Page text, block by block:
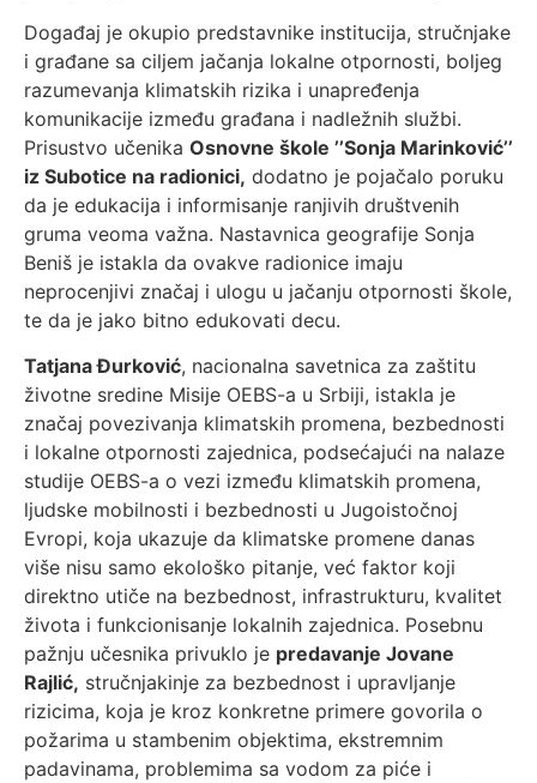
Događaj je okupio predstavnike institucija, stručnjake
i građane sa ciljem jačanja lokalne otpornosti, boljeg
razumevanja klimatskih rizika i unapređenja
komunikacije između građana i nadležnih službi.
Prisustvo učenika Osnovne škole ’’Sonja Marinković’’
iz Subotice na radionici, dodatno je pojačalo poruku
da je edukacija i informisanje ranjivih društvenih
gruma veoma važna. Nastavnica geografije Sonja
Beniš je istakla da ovakve radionice imaju
neprocenjivi značaj i ulogu u jačanju otpornosti škole,
te da je jako bitno edukovati decu.
Tatjana Đurković, nacionalna savetnica za zaštitu
životne sredine Misije OEBS-a u Srbiji, istakla je
značaj povezivanja klimatskih promena, bezbednosti
i lokalne otpornosti zajednica, podsećajući na nalaze
studije OEBS-a o vezi između klimatskih promena,
ljudske mobilnosti i bezbednosti u Jugoistočnoj
Evropi, koja ukazuje da klimatske promene danas
više nisu samo ekološko pitanje, već faktor koji
direktno utiče na bezbednost, infrastrukturu, kvalitet
života i funkcionisanje lokalnih zajednica. Posebnu
pažnju učesnika privuklo je predavanje Jovane
Rajlić, stručnjakinje za bezbednost i upravljanje
rizicima, koja je kroz konkretne primere govorila o
požarima u stambenim objektima, ekstremnim
padavinama, problemima sa vodom za piće i